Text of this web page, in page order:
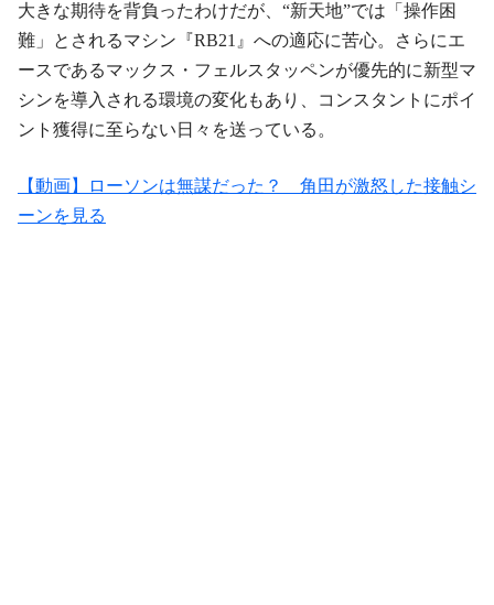
大きな期待を背負ったわけだが、“新天地”では「操作困
難」とされるマシン『RB21』への適応に苦心。さらにエ
ースであるマックス・フェルスタッペンが優先的に新型マ
シンを導入される環境の変化もあり、コンスタントにポイ
ント獲得に至らない日々を送っている。
【動画】ローソンは無謀だった？ 角田が激怒した接触シ
ーンを見る